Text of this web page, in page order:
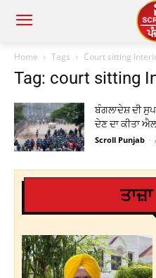
Home Tags Court sitting
Tag: court sitting
ਬੰਗਲਾਦੇਸ਼ ਦੀ
ਦੇਣ ਦਾ ਕੀਤਾ
Scroll Punjab -